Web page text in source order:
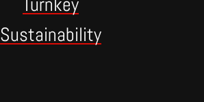
Sustainability